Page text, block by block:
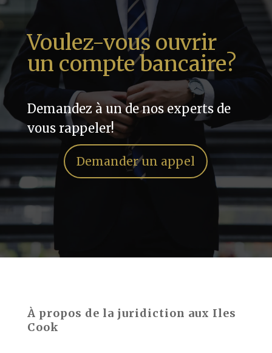
Voulez-vous ouvrir
un compte bancaire?
Demandez à un de nos experts de
vous rappeler!
Demander un appel
À propos de la juridiction aux Iles
Cook